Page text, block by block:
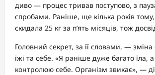
диво — процес тривав поступово, з
спробами. Раніше, ще кілька років
скидала 25 кг за п’ять місяців, тож
Головний секрет, за її словами, —
їжі та себе. «Я раніше дуже багато їла,
контролюю себе. Організм звикає», —